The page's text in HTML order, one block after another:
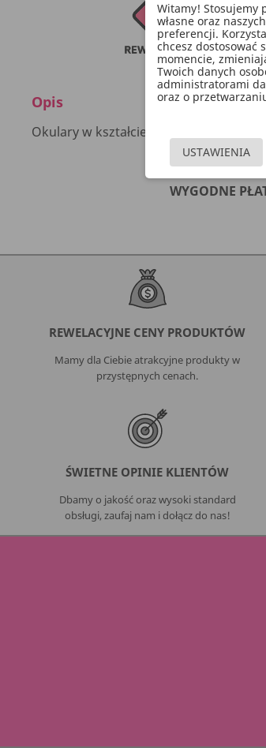
Opis
Okulary w kształcie liczby 40 w
WYGODNE
REWELACYJNE CENY PRODUKTÓW
Mamy dla Ciebie atrakcyjne produkty w
przystępnych cenach.
ŚWIETNE OPINIE KLIENTÓW
Dbamy o jakość oraz wysoki standard
obsługi, zaufaj nam i dołącz do nas!
Witamy! Stosujemy
własne oraz
preferencji.
chcesz dostosować
momencie,
Twoich danych
administratorami
oraz o
USTAWIENIA